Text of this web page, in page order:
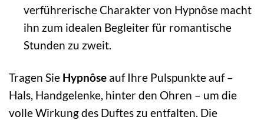
verführerische Charakter von Hypnôse macht
ihn zum idealen Begleiter für romantische
Stunden zu zweit.
Tragen Sie Hypnôse auf Ihre Pulspunkte auf –
Hals, Handgelenke, hinter den Ohren – um die
volle Wirkung des Duftes zu entfalten. Die